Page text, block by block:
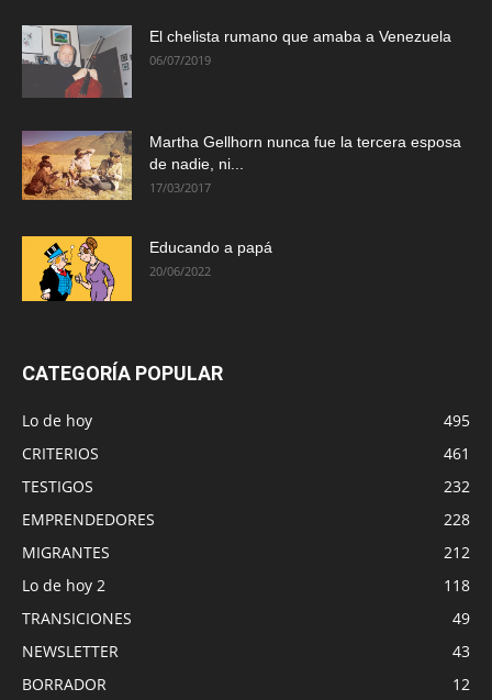
El chelista rumano que amaba a Venezuela
06/07/2019
Martha Gellhorn nunca fue la tercera esposa
de nadie, ni...
17/03/2017
Educando a papá
20/06/2022
CATEGORÍA POPULAR
Lo de hoy
495
CRITERIOS
461
TESTIGOS
232
EMPRENDEDORES
228
MIGRANTES
212
Lo de hoy 2
118
TRANSICIONES
49
NEWSLETTER
43
BORRADOR
12